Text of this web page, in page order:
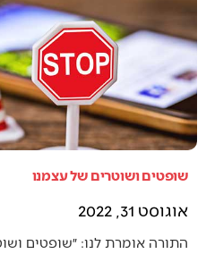
שופטים ושוטרים של עצמנו
אוגוסט 31, 2022
התורה אומרת לנו: ״שופטים